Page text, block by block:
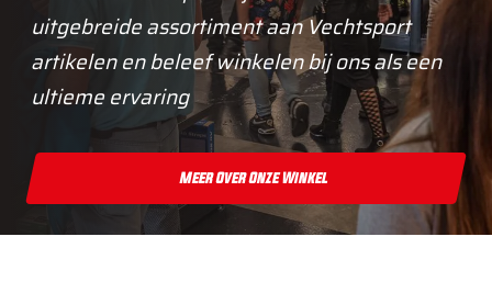
uitgebreide assortiment aan Vechtsport
artikelen en beleef winkelen bij ons als een
ultieme ervaring
Meer Over Onze Winkel